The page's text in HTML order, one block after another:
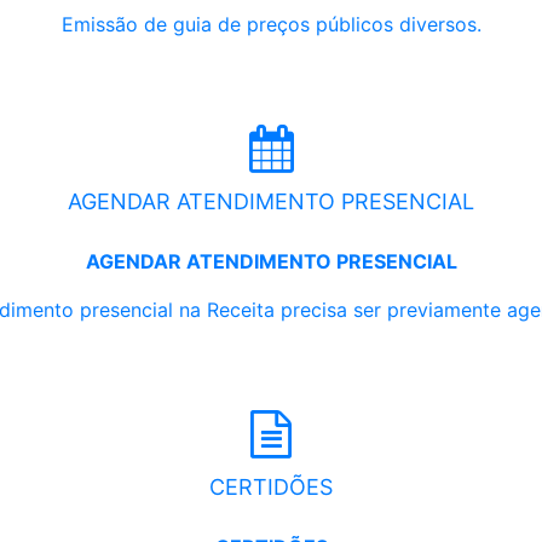
Emissão de guia de preços públicos diversos.
AGENDAR ATENDIMENTO PRESENCIAL
AGENDAR ATENDIMENTO PRESENCIAL
presencial na Receita precisa ser previamente
CERTIDÕES